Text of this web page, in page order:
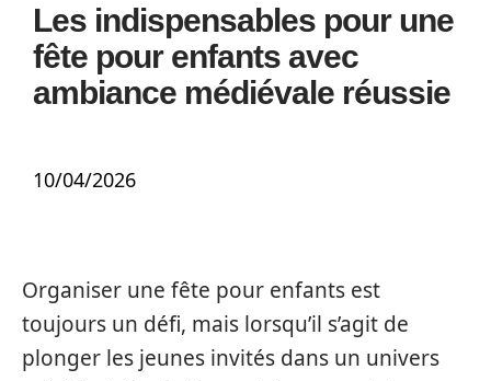
Les indispensables pour une
fête pour enfants avec
ambiance médiévale réussie
10/04/2026
Organiser une fête pour enfants est
toujours un défi, mais lorsqu’il s’agit de
plonger les jeunes invités dans un univers